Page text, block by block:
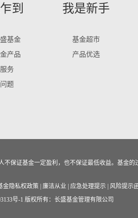
到
盛基金
产品
务
题
我是新手
基金超市
产品优选
保证基金一定盈利，也不保证最低收益。基金的
金隐私权政策 廉洁从业 应急处理提示 风险提示
号-1 版权所有：长盛基金管理有限公司